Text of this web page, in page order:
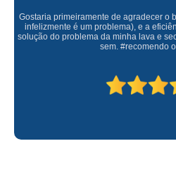
Gostaria primeiramente de agradecer o
infelizmente é um problema), e a
solução do problema da minha lava e
sem. #recomendo